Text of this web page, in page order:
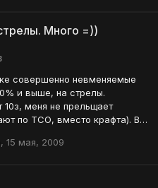
Много =))
совершенно невменяемые
и выше, на стрелы.
10з, меня не прельщает
по ТСО, вместо крафта). В
кол-во тоже куплю), лишь-
, 15 мая, 2009